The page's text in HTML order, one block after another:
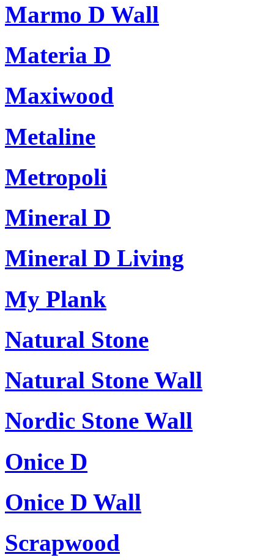
Marmo D Wall
Materia D
Maxiwood
Metaline
Metropoli
Mineral D
Mineral D Living
My Plank
Natural Stone
Natural Stone Wall
Nordic Stone Wall
Onice D
Onice D Wall
Scrapwood